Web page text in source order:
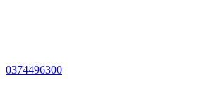
0374496300